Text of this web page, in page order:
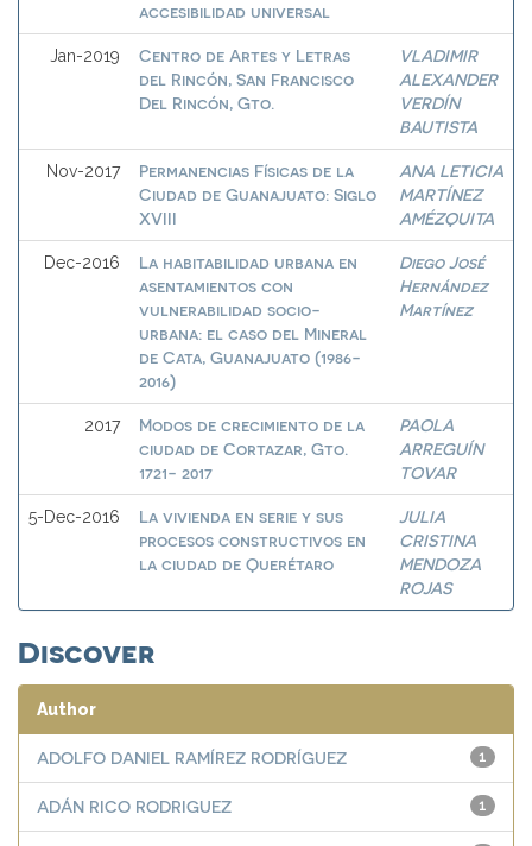
accesibilidad universal
Jan-2019
Centro de Artes y Letras
del Rincón, San Francisco
Del Rincón, Gto.
VLADIMIR
ALEXANDER
VERDÍN
BAUTISTA
Nov-2017
Permanencias Físicas de la
Ciudad de Guanajuato: Siglo
XVIII
ANA LETICIA
MARTÍNEZ
AMÉZQUITA
Dec-2016
La habitabilidad urbana en
asentamientos con
vulnerabilidad socio-
urbana: el caso del Mineral
de Cata, Guanajuato (1986-
2016)
Diego José
Hernández
Martínez
2017
Modos de crecimiento de la
ciudad de Cortazar, Gto.
1721- 2017
PAOLA
ARREGUÍN
TOVAR
5-Dec-2016
La vivienda en serie y sus
procesos constructivos en
la ciudad de Querétaro
JULIA
CRISTINA
MENDOZA
ROJAS
Discover
Author
1
ADOLFO DANIEL RAMÍREZ RODRÍGUEZ
1
ADÁN RICO RODRIGUEZ